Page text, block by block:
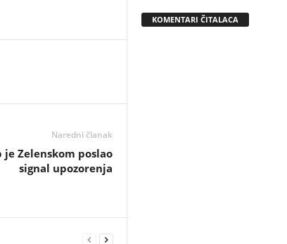
Naredni članak
Zelenskom poslao
signal upozorenja
KOMENTARI ČITALACA